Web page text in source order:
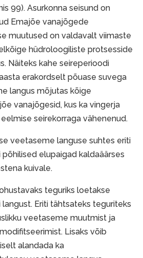
99). Asurkonna seisund on
Emajõe vanajõgede
muutused on valdavalt viimaste
hüdroloogiliste protsesside
Näiteks kahe seireperioodi
erakordselt põuase suvega
langus mõjutas kõige
vanajõgesid, kus ka vingerja
seirekorraga vähenenud.
veetaseme languse suhtes eriti
põhilised elupaigad kaldaäärses
kuivale.
teguriks loetakse
Eriti tähtsateks teguriteks
veetaseme muutmist ja
Lisaks võib
alandada ka